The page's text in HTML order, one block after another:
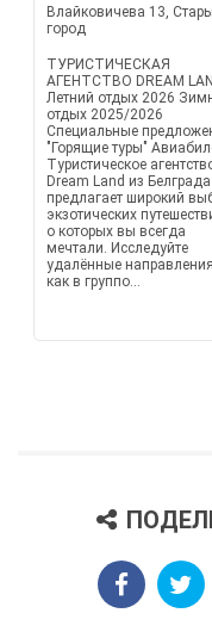
Влайковичева 13,
город
ТУРИСТИЧЕСКАЯ
АГЕНТСТВО DREAM
Летний отдых 2026
отдых 2025/2026
Специальные
"Горящие туры"
Туристическое
Dream Land из Белграда
предлагает широкий
экзотических
о которых вы всегда
мечтали. Исследуйте
удалённые направления
как в группо...